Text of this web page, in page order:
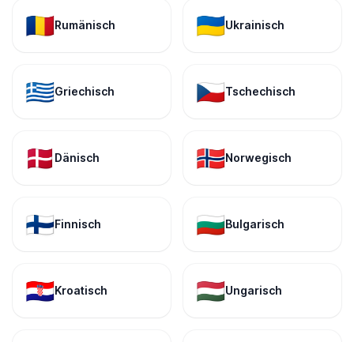
🇷🇴Rumänisch 🇺🇦Ukrainisch
🇬🇷Griechisch 🇨🇿Tschechisch
🇩🇰 Dänisch 🇳🇴Norwegisch
🇫🇮Finnisch 🇧🇬Bulgarisch
🇭🇷Kroatisch 🇭🇺Ungarisch